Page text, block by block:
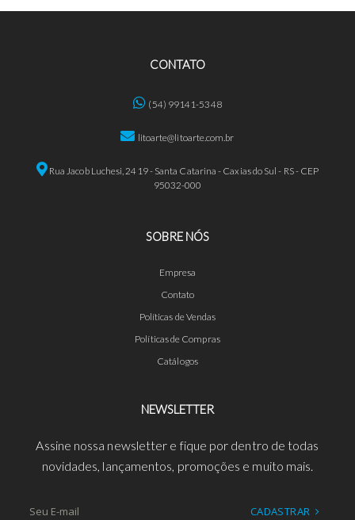
CONTATO
(54) 99141-5348
litoarte@litoarte.com.br
Rua Jacob Luchesi, 2419 - Santa Catarina - Caxias do Sul - RS - CEP
95032-000
SOBRE NÓS
Empresa
Contato
Políticas de Vendas
Políticas de Compras
Catálogos
NEWSLETTER
Assine nossa newsletter e fique por dentro de todas
novidades, lançamentos, promoções e muito mais.
CADASTRAR